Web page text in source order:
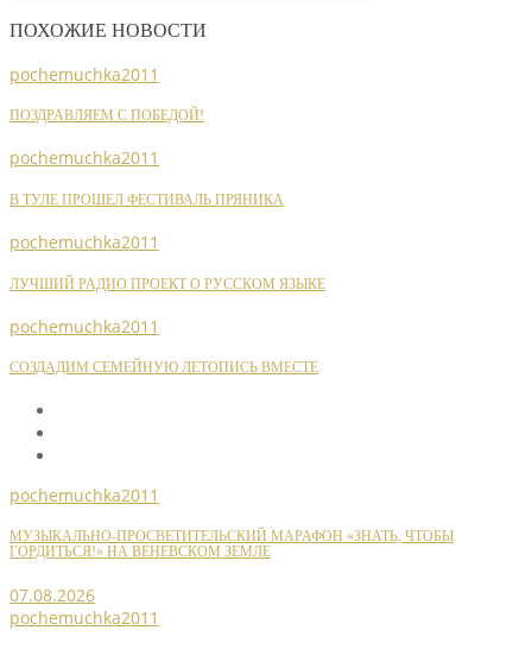
ПОХОЖИЕ НОВОСТИ
pochemuchka2011
ПОЗДРАВЛЯЕМ С ПОБЕДОЙ!
pochemuchka2011
В ТУЛЕ ПРОШЕЛ ФЕСТИВАЛЬ ПРЯНИКА
pochemuchka2011
ЛУЧШИЙ РАДИО ПРОЕКТ О РУССКОМ ЯЗЫКЕ
pochemuchka2011
СОЗДАДИМ СЕМЕЙНУЮ ЛЕТОПИСЬ ВМЕСТЕ
pochemuchka2011
МУЗЫКАЛЬНО-ПРОСВЕТИТЕЛЬСКИЙ МАРАФОН «ЗНАТЬ, ЧТОБЫ
ГОРДИТЬСЯ!» НА ВЕНЕВСКОМ ЗЕМЛЕ
07.08.2026
pochemuchka2011